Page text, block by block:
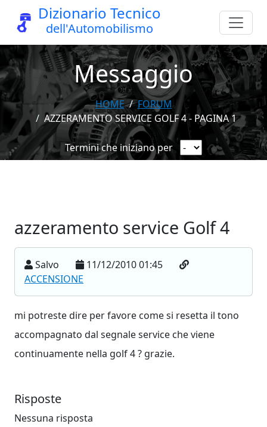
Dizionario Tecnico
dell'Automobilismo
Messaggio
HOME
FORUM
AZZERAMENTO SERVICE GOLF 4 - PAGINA 1
Termini che iniziano per
azzeramento service Golf 4
Salvo
11/12/2010 01:45
ACCENSIONE
mi potreste dire per favore come si resetta il tono
accompagnato dal segnale service che viene
continuamente nella golf 4 ? grazie.
Risposte
Nessuna risposta